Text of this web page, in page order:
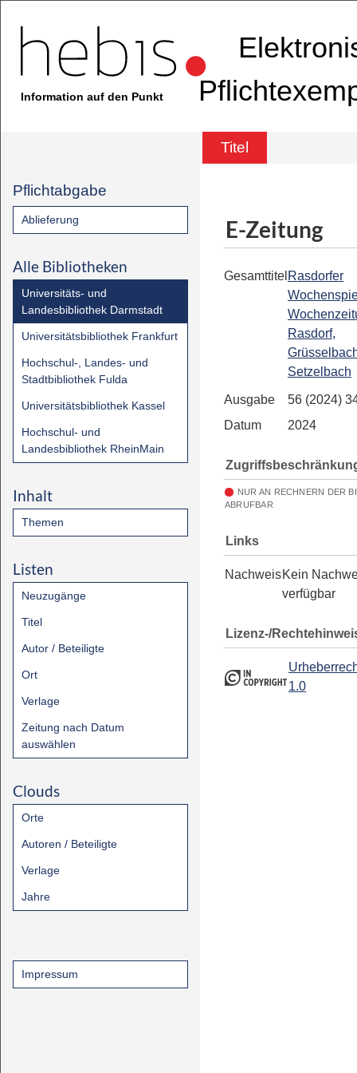
Information auf den Punkt
Titel
Pflichtabgabe
Ablieferung
Alle Bibliotheken
Universitäts- und
Landesbibliothek Darmstadt
Universitätsbibliothek Frankfurt
Hochschul-, Landes- und
Stadtbibliothek Fulda
Universitätsbibliothek Kassel
Hochschul- und
Landesbibliothek RheinMain
Inhalt
Themen
Listen
Neuzugänge
Titel
Autor / Beteiligte
Ort
Verlage
Zeitung nach Datum
auswählen
Clouds
Orte
Autoren / Beteiligte
Verlage
Jahre
Impressum
E-Zeitung
Gesamttitel Rasdorfer
Rasdorf,
Setzelbach
Ausgabe
56 (2024)
Datum
2024
NUR AN RECHNERN DER
ABRUFBAR
Links
NachweisKein
verfügbar
Lizenz-/
1.0